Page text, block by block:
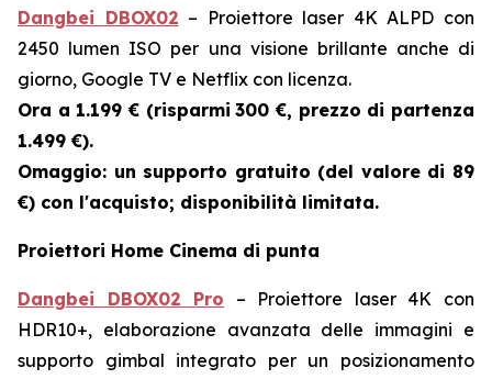
Dangbei DBOX02 – Proiettore laser 4K ALPD con
2450 lumen ISO per una visione brillante anche di
giorno, Google TV e Netflix con licenza.
Ora a 1.199 € (risparmi 300 €, prezzo di partenza
1.499 €).
Omaggio: un supporto gratuito (del valore di 89
€) con l'acquisto; disponibilità limitata.
Proiettori Home Cinema di punta
Dangbei DBOX02 Pro – Proiettore laser 4K con
HDR10+, elaborazione avanzata delle immagini e
supporto gimbal integrato per un posizionamento